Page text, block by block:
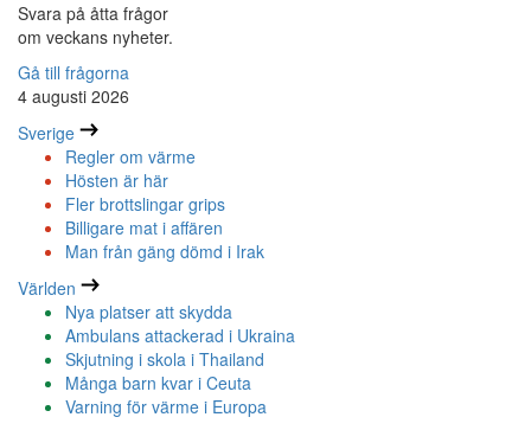
Svara på åtta frågor
om veckans nyheter.
Gå till frågorna
4 augusti 2026
Sverige
Regler om värme
Hösten är här
Fler brottslingar grips
Billigare mat i affären
Man från gäng dömd i Irak
Världen
Nya platser att skydda
Ambulans attackerad i Ukraina
Skjutning i skola i Thailand
Många barn kvar i Ceuta
Varning för värme i Europa